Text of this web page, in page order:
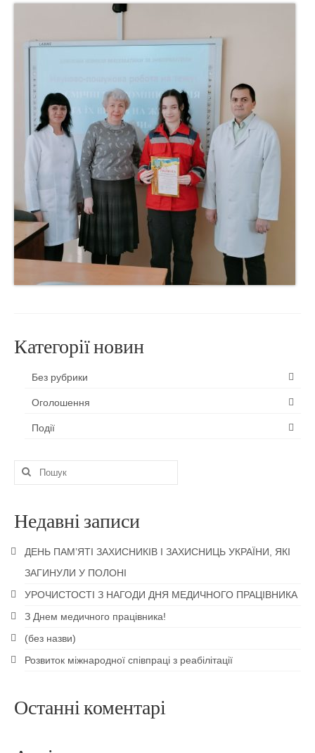
Категорії новин
Без рубрики
Оголошення
Події
Пошук
Недавні записи
ДЕНЬ ПАМ’ЯТІ ЗАХИСНИКІВ І ЗАХИСНИЦЬ УКРАЇНИ, ЯКІ
ЗАГИНУЛИ У ПОЛОНІ
УРОЧИСТОСТІ З НАГОДИ ДНЯ МЕДИЧНОГО ПРАЦІВНИКА
З Днем медичного працівника!
(без назви)
Розвиток міжнародної співпраці з реабілітації
Останні коментарі